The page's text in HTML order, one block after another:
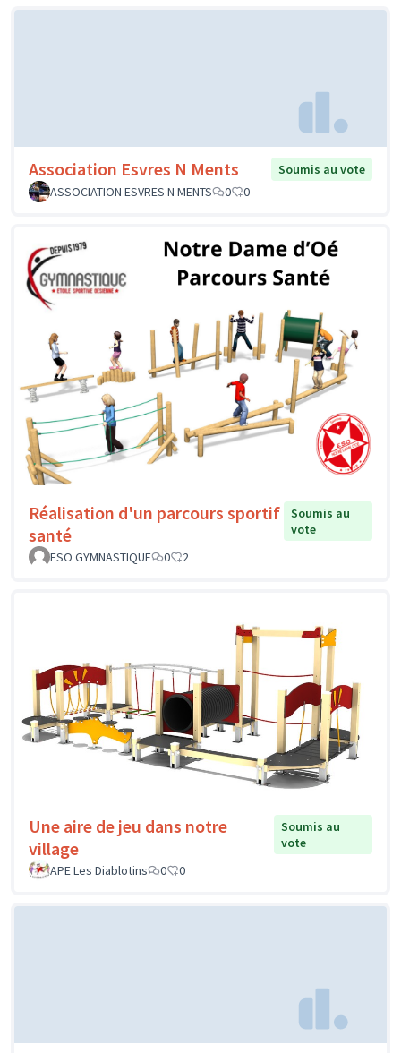
Association Esvres N Ments
Soumis au vote
ASSOCIATION ESVRES N MENTS
0 0
Réalisation d'un parcours sportif
santé
Soumis au
vote
ESO GYMNASTIQUE
0 2
Une aire de jeu dans notre
village
Soumis au
vote
APE Les Diablotins
0 0